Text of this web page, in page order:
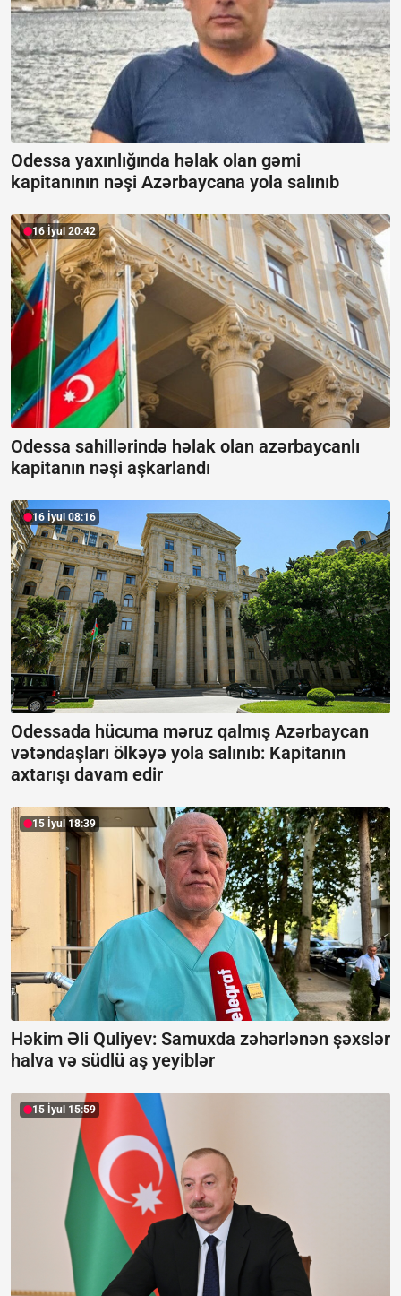
Odessa yaxınlığında həlak olan gəmi
kapitanının nəşi Azərbaycana yola salınıb
16 İyul 20:42
Odessa sahillərində həlak olan azərbaycanlı
kapitanın nəşi aşkarlandı
16 İyul 08:16
Odessada hücuma məruz qalmış Azərbaycan
vətəndaşları ölkəyə yola salınıb: Kapitanın
axtarışı davam edir
15 İyul 18:39
Həkim Əli Quliyev: Samuxda zəhərlənən şəxslər
halva və südlü aş yeyiblər
15 İyul 15:59